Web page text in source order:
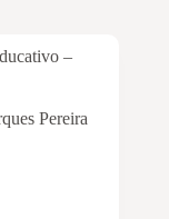
–
Pereira